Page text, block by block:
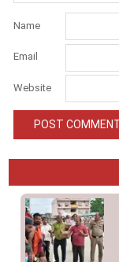
Name
Email
Website